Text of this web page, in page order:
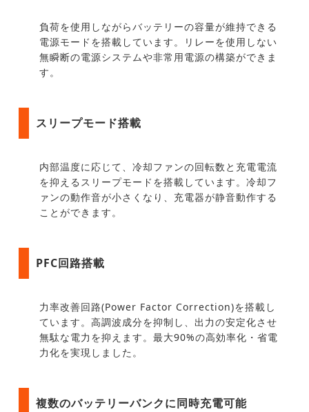
負荷を使用しながらバッテリーの容量が維持できる
電源モードを搭載しています。リレーを使用しない
無瞬断の電源システムや非常用電源の構築ができま
す。
スリープモード搭載
内部温度に応じて、冷却ファンの回転数と充電電流
を抑えるスリープモードを搭載しています。冷却フ
ァンの動作音が小さくなり、充電器が静音動作する
ことができます。
PFC回路搭載
力率改善回路(Power Factor Correction)を搭載し
ています。高調波成分を抑制し、出力の安定化させ
無駄な電力を抑えます。最大90%の高効率化・省電
力化を実現しました。
複数のバッテリーバンクに同時充電可能